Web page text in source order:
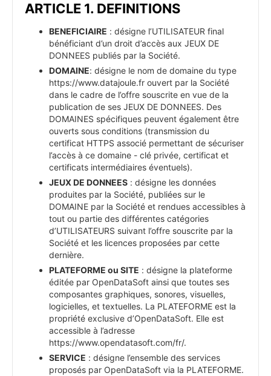
ARTICLE 1. DEFINITIONS
BENEFICIAIRE : désigne l’UTILISATEUR final
bénéficiant d’un droit d’accès aux JEUX DE
DONNEES publiés par la Société.
DOMAINE: désigne le nom de domaine du type
https://www.datajoule.fr ouvert par la Société
dans le cadre de l’offre souscrite en vue de la
publication de ses JEUX DE DONNEES. Des
DOMAINES spécifiques peuvent également être
ouverts sous conditions (transmission du
certificat HTTPS associé permettant de sécuriser
l’accès à ce domaine - clé privée, certificat et
certificats intermédiaires éventuels).
JEUX DE DONNEES : désigne les données
produites par la Société, publiées sur le
DOMAINE par la Société et rendues accessibles à
tout ou partie des différentes catégories
d’UTILISATEURS suivant l’offre souscrite par la
Société et les licences proposées par cette
dernière.
PLATEFORME ou SITE : désigne la plateforme
éditée par OpenDataSoft ainsi que toutes ses
composantes graphiques, sonores, visuelles,
logicielles, et textuelles. La PLATEFORME est la
propriété exclusive d’OpenDataSoft. Elle est
accessible à l’adresse
https://www.opendatasoft.com/fr/.
SERVICE : désigne l’ensemble des services
proposés par OpenDataSoft via la PLATEFORME.